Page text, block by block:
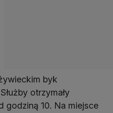
byk
otrzymały
godziną 10. Na miejsce